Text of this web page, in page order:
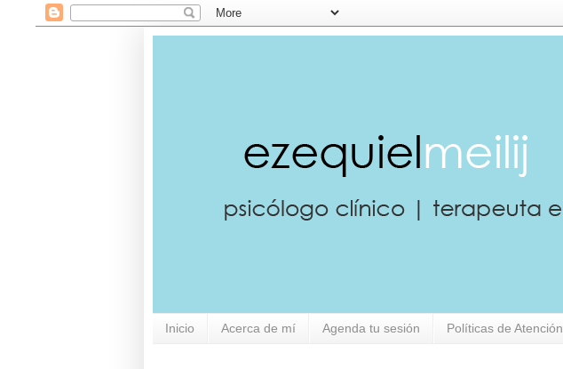
Inicio Acerca de mí Agenda tu sesión Políticas de Atención